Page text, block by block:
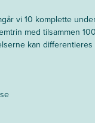
vi 10 komplette
med tilsammen
kan